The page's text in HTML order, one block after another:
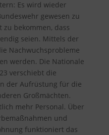
Es wird wieder
gewesen zu
bekommen, dass
seien. Mittels der
Nachwuchsprobleme
werden. Die Nationale
verschiebt die
der Aufrüstung für die
Großmächten.
mehr Personal. Über
und
funktioniert das